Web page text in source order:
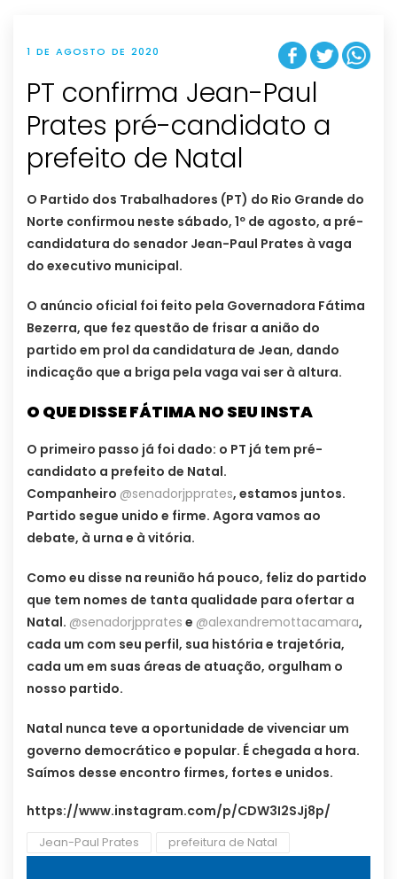
1 DE AGOSTO DE 2020
PT confirma Jean-Paul
Prates pré-candidato a
prefeito de Natal
O Partido dos Trabalhadores (PT) do Rio Grande do
Norte confirmou neste sábado, 1º de agosto, a pré-
candidatura do senador Jean-Paul Prates à vaga
do executivo municipal.
O anúncio oficial foi feito pela Governadora Fátima
Bezerra, que fez questão de frisar a anião do
partido em prol da candidatura de Jean, dando
indicação que a briga pela vaga vai ser à altura.
O QUE DISSE FÁTIMA NO SEU INSTA
O primeiro passo já foi dado: o PT já tem pré-
candidato a prefeito de Natal.
Companheiro @senadorjpprates, estamos juntos.
Partido segue unido e firme. Agora vamos ao
debate, à urna e à vitória.
Como eu disse na reunião há pouco, feliz do partido
que tem nomes de tanta qualidade para ofertar a
Natal. @senadorjpprates e @alexandremottacamara,
cada um com seu perfil, sua história e trajetória,
cada um em suas áreas de atuação, orgulham o
nosso partido.
Natal nunca teve a oportunidade de vivenciar um
governo democrático e popular. É chegada a hora.
Saímos desse encontro firmes, fortes e unidos.
https://www.instagram.com/p/CDW3I2SJj8p/
Jean-Paul Prates prefeitura de Natal